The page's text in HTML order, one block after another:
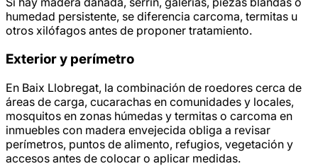
humedad persistente, se diferencia carcoma, termitas u
otros xilófagos antes de proponer tratamiento.
Exterior y perímetro
En Baix Llobregat, la combinación de roedores cerca de
áreas de carga, cucarachas en comunidades y locales,
mosquitos en zonas húmedas y termitas o carcoma en
inmuebles con madera envejecida obliga a revisar
perímetros, puntos de alimento, refugios, vegetación y
accesos antes de colocar o aplicar medidas.